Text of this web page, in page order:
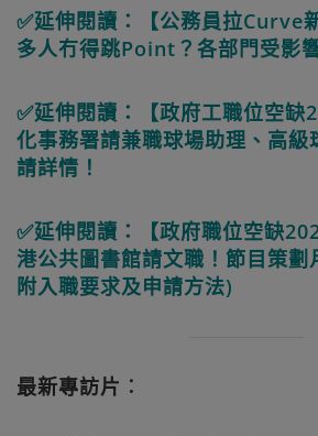
✅延伸閱讀：【公務員拉Curve
多人冇得跳Point？各部門受影
✅延伸閱讀：【政府工職位空缺
化事務署請兼職球場助理、高級
請詳情！
✅延伸閱讀：【政府職位空缺
港公共圖書館請文職！節目策
附入職要求及申請方法)
最新專訪片︰